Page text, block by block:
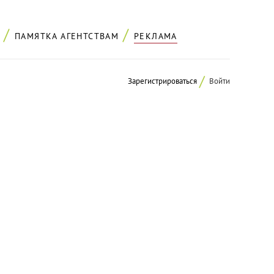
ПАМЯТКА АГЕНТСТВАМ РЕКЛАМА
Зарегистрироваться Войти